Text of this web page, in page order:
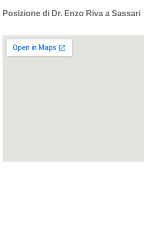
Posizione di Dr. Enzo Riva a Sassari